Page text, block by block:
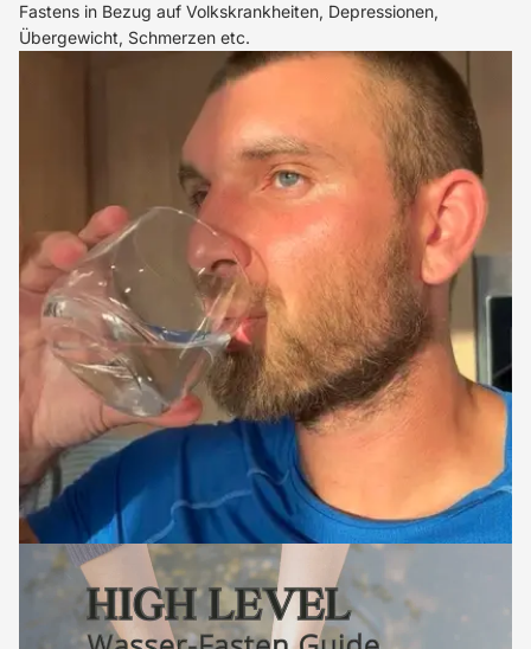
Fastens in Bezug auf Volkskrankheiten, Depressionen,
Übergewicht, Schmerzen etc.